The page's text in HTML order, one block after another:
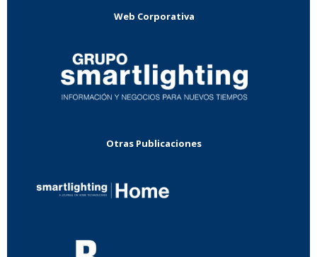
Web Corporativa
Otras Publicaciones